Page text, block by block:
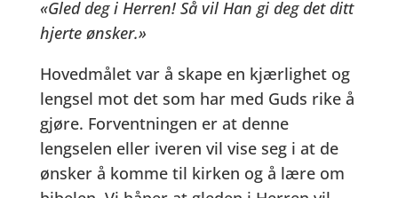
«Gled deg i Herren! Så vil Han gi deg det ditt
hjerte ønsker.»
Hovedmålet var å skape en kjærlighet og
lengsel mot det som har med Guds rike å
gjøre. Forventningen er at denne
lengselen eller iveren vil vise seg i at de
ønsker å komme til kirken og å lære om